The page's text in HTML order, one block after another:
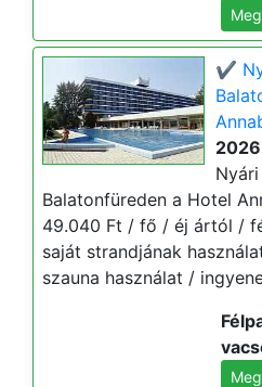
✔️
Balatonfüreden a Hotel
49.040 Ft / fő / éj ártól /
saját strandjának
szauna használat /